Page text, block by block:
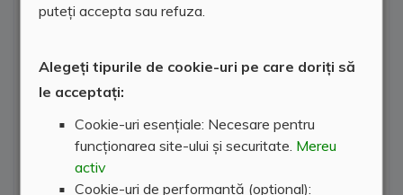
puteți accepta sau refuza.
Alegeți tipurile de cookie-uri pe care doriți să
le acceptați:
Cookie-uri esențiale: Necesare pentru
funcționarea site-ului și securitate. Mereu
activ
Cookie-uri de performanță (opțional):
Locatie agentie